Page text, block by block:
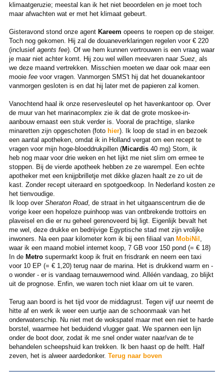
klimaatgeruzie; meestal kan ik het niet beoordelen en je moet toch
maar afwachten wat er met het klimaat gebeurt.
Gisteravond stond onze agent Kareem opeens te roepen op de steiger.
Toch nog gekomen. Hij zal de douaneverklaringen regelen voor € 220
(inclusief agents fee). Of we hem kunnen vertrouwen is een vraag waar
je maar niet achter komt. Hij zou wel willen meevaren naar Suez, als
we deze maand vertrekken. Misschien moeten we daar ook maar een
mooie feevoor vragen. Vanmorgen SMS't hij dat het douanekantoor
vanmorgen gesloten is en dat hij later met de papieren zal komen.
Vanochtend haal ik onze reservesleutel op het havenkantoor op. Over
de muur van het marinacomplex zie ik dat de grote moskee-in-
aanbouw ernaast een stuk verder is. Vooral de prachtige, slanke
minaretten zijn opgeschoten (foto hier). Ik loop de stad in en bezoek
een aantal apotheken, omdat ik in Holland vergat om een recept te
vragen voor mijn hoge-bloeddrukpillen (Micardis40 mg) Stom, ik
heb nog maar voor drie weken en het lijkt me niet slim om ermee te
stoppen. Bij de vierde apotheek hebben ze ze warempel. Een echte
apotheker met een knijpbrilletje met dikke glazen haalt ze zo uit de
kast. Zonder recept uiteraard en spotgoedkoop. In Nederland kosten ze
het tienvoudige.
Ik loop over Sheraton Road, de straat in het uitgaanscentrum die de
vorige keer een hopeloze puinhoop was van ontbrekende trottoirs en
plaveisel en die er nu geheel gerenoveerd bij ligt. Eigenlijk bevalt het
me wel, deze drukke en bedrijvige Egyptische stad met zijn vrolijke
inwoners. Na een paar kilometer kom ik bij een filiaal van MobiNil
waar ik een maand mobiel internet koop, 7 GB voor 150 pond (= € 18)
In de Metrosupermarkt koop ik fruit en frisdrank en neem een taxi
voor 10 EP (= € 1,20) terug naar de marina. Het is drukkend warm en -
o wonder - er is vandaag ternauwernood wind. Alléén vandaag, zo blijkt
uit de prognose. Enfin, we waren toch niet klaar om uit te varen.
Terug aan boord is het tijd voor de middagrust. Tegen vijf uur neemt de
hitte af en werk ik weer een uurtje aan de schoonmaak van het
onderwaterschip. Nu niet met de wokspatel maar met een niet te harde
borstel, waarmee het beduidend vlugger gaat. We spannen een lijn
onder de boot door, zodat ik me snel onder water naar/van de te
behandelen scheepshuid kan trekken. Ik ben haast op de helft. Half
zeven, het is alweer aardedonker. Terug naar boven